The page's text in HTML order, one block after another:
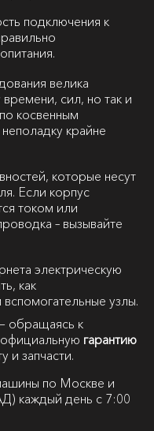
подключения к
велика
времени, сил, но так и
косвенным
крайне
которые несут
Если корпус
током или
– вызывайте
электрическую
как
узлы.
обращаясь к
гарантию
и запчасти.
по Москве и
каждый день с 7:00